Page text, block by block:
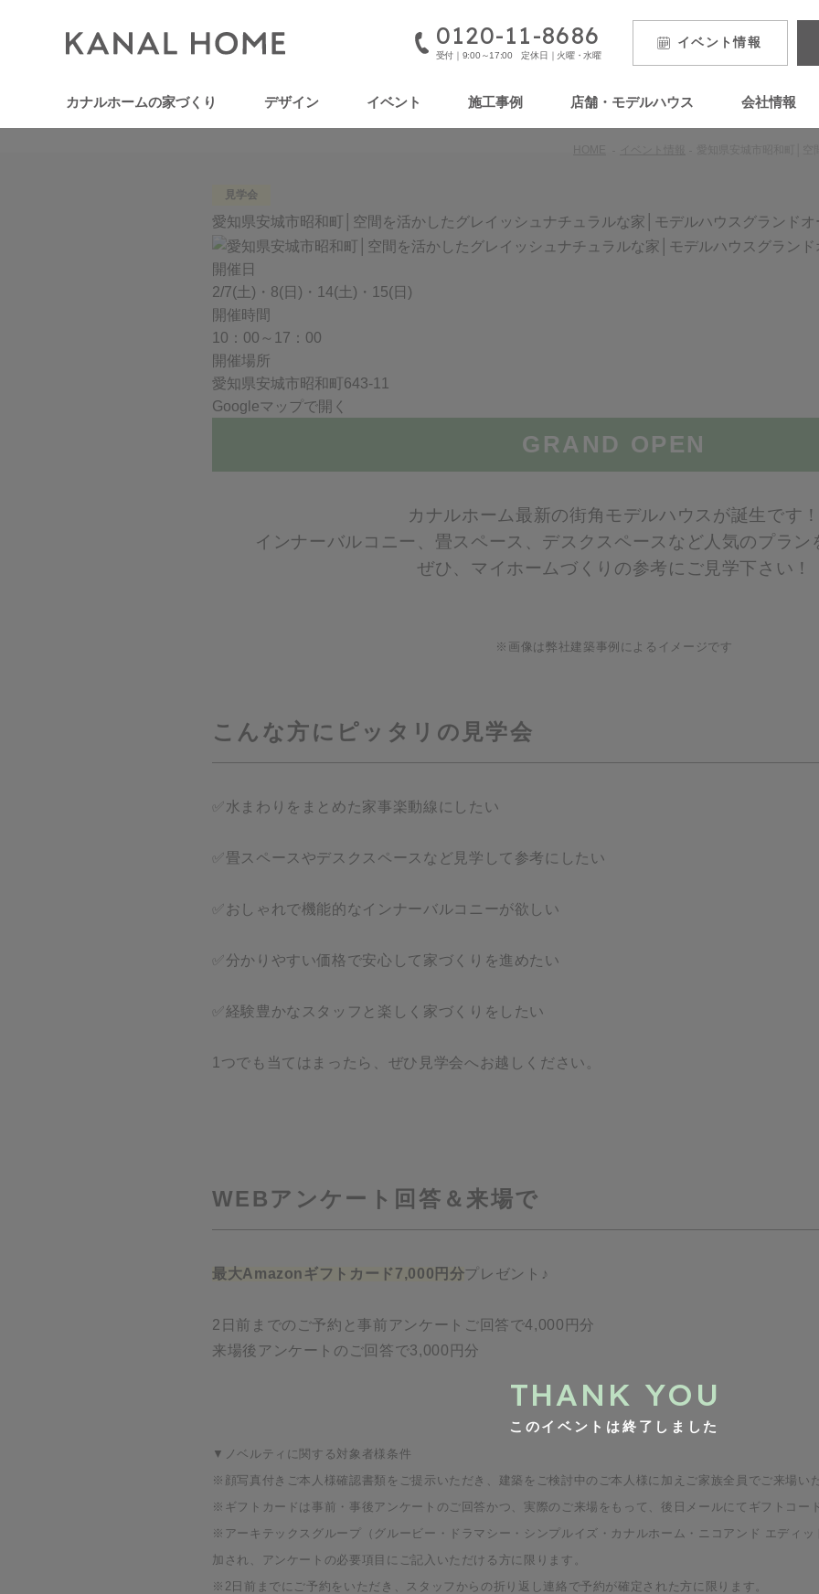
0120-11-8686
受付｜9:00～17:00 定休日｜火曜・水曜
イベント情報
カナルホームの家づくり デザイン イベント 施工事例 店舗・モデルハウス 会社情報
見学会
愛知県安城市昭和町│空間を活かしたグレイッシュナチュラルな家│モデルハウスグランドオ
このイベントは終了しました
開催日
2/7(土)・8(日)・14(土)・15(日)
開催時間
10：00～17：00
開催場所
愛知県安城市昭和町643-11
Googleマップで開く
GRAND OPEN
カナルホーム最新の街角モデルハウスが誕生です！
インナーバルコニー、畳スペース、デスクスペースなど人気のプラン
ぜひ、マイホームづくりの参考にご見学下さい！
※画像は弊社建築事例によるイメージです
こんな方にピッタリの見学会
✅水まわりをまとめた家事楽動線にしたい
✅畳スペースやデスクスペースなど見学して参考にしたい
✅おしゃれで機能的なインナーバルコニーが欲しい
✅分かりやすい価格で安心して家づくりを進めたい
✅経験豊かなスタッフと楽しく家づくりをしたい
1つでも当てはまったら、ぜひ見学会へお越しください。
WEBアンケート回答＆来場で
最大Amazonギフトカード7,000円分プレゼント♪
2日前までのご予約と事前アンケートご回答で4,000円分
来場後アンケートのご回答で3,000円分
▼ノベルティに関する対象者様条件
※顔写真付きご本人様確認書類をご提示いただき、建築をご検討中のご本人様に加えご家族全員でご来場い
※ギフトカードは事前・事後アンケートのご回答かつ、実際のご来場をもって、後日メールにてギフトコー
※アーキテックスグループ（グルービー・ドラマシー・シンプルイズ・カナルホーム・ニコアンド エディ
加され、アンケートの必要項目にご記入いただける方に限ります。
※2日前までにご予約をいただき、スタッフからの折り返し連絡で予約が確定された方に限ります。